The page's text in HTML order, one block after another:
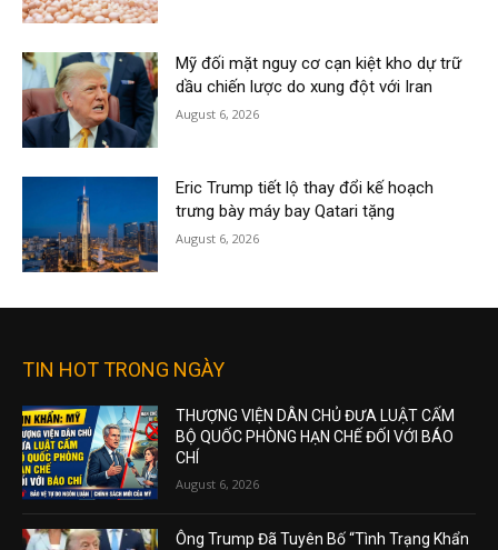
Mỹ đối mặt nguy cơ cạn kiệt kho dự trữ
dầu chiến lược do xung đột với Iran
August 6, 2026
Eric Trump tiết lộ thay đổi kế hoạch
trưng bày máy bay Qatari tặng
August 6, 2026
TIN HOT TRONG NGÀY
THƯỢNG VIỆN DÂN CHỦ ĐƯA LUẬT CẤM
BỘ QUỐC PHÒNG HẠN CHẾ ĐỐI VỚI BÁO
CHÍ
August 6, 2026
Ông Trump Đã Tuyên Bố “Tình Trạng Khẩn